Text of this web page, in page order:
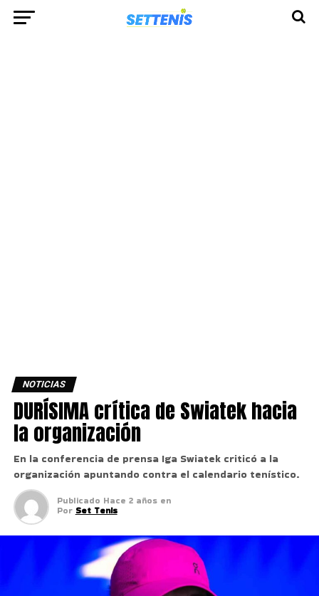
NOTICIAS
DURÍSIMA crítica de Swiatek hacia
la organización
En la conferencia de prensa Iga Swiatek criticó a la
organización apuntando contra el calendario tenístico.
Publicado Hace 2 años en
Por Set Tenis